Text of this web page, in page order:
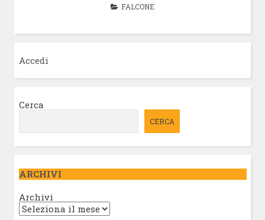
FALCONE
Accedi
Cerca
CERCA
ARCHIVI
Archivi